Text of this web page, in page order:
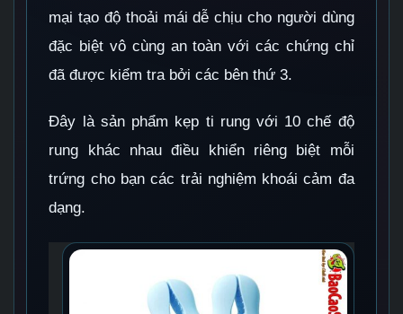
mại tạo độ thoải mái dễ chịu cho người dùng
đặc biệt vô cùng an toàn với các chứng chỉ
đã được kiểm tra bởi các bên thứ 3.
Đây là sản phẩm kẹp ti rung với 10 chế độ
rung khác nhau điều khiển riêng biệt mỗi
trứng cho bạn các trải nghiệm khoái cảm đa
dạng.